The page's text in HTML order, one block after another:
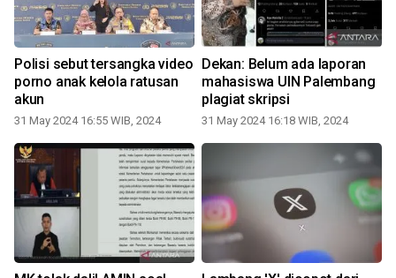
Polisi sebut tersangka video
porno anak kelola ratusan
akun
31 May 2024 16:55 WIB, 2024
Dekan: Belum ada laporan
mahasiswa UIN Palembang
plagiat skripsi
31 May 2024 16:18 WIB, 2024